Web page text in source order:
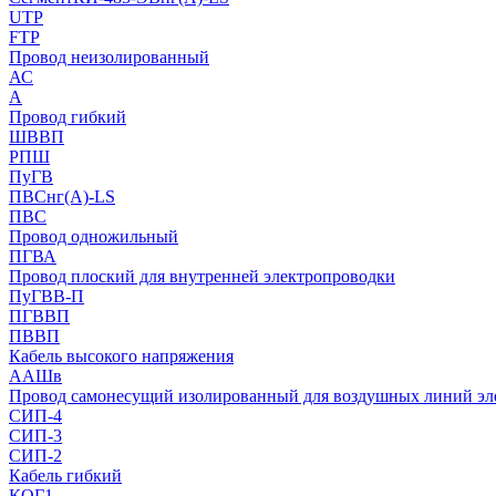
UTP
FTP
Провод неизолированный
АС
А
Провод гибкий
ШВВП
РПШ
ПуГВ
ПВСнг(А)-LS
ПВС
Провод одножильный
ПГВА
Провод плоский для внутренней электропроводки
ПуГВВ-П
ПГВВП
ПВВП
Кабель высокого напряжения
ААШв
Провод самонесущий изолированный для воздушных линий
СИП-4
СИП-3
СИП-2
Кабель гибкий